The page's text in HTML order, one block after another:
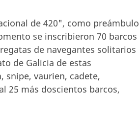
de 420", como preámbulo
se inscribieron 70 barcos
de navegantes solitarios
de Galicia de estas
snipe, vaurien, cadete,
25 más doscientos barcos,